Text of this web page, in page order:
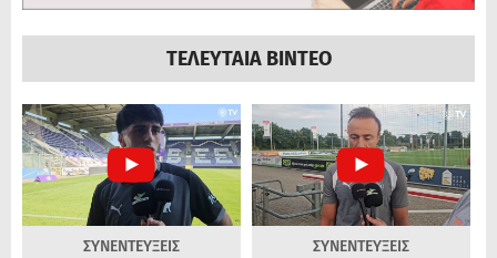
ΤΕΛΕΥΤΑΙΑ ΒΙΝΤΕΟ
ΣΥΝΕΝΤΕΥΞΕΙΣ ΣΥΝΕΝΤΕΥΞΕΙΣ